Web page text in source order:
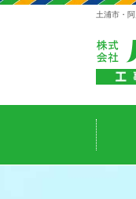
土浦市・